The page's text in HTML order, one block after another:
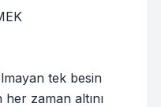
tek besin
her zaman altını